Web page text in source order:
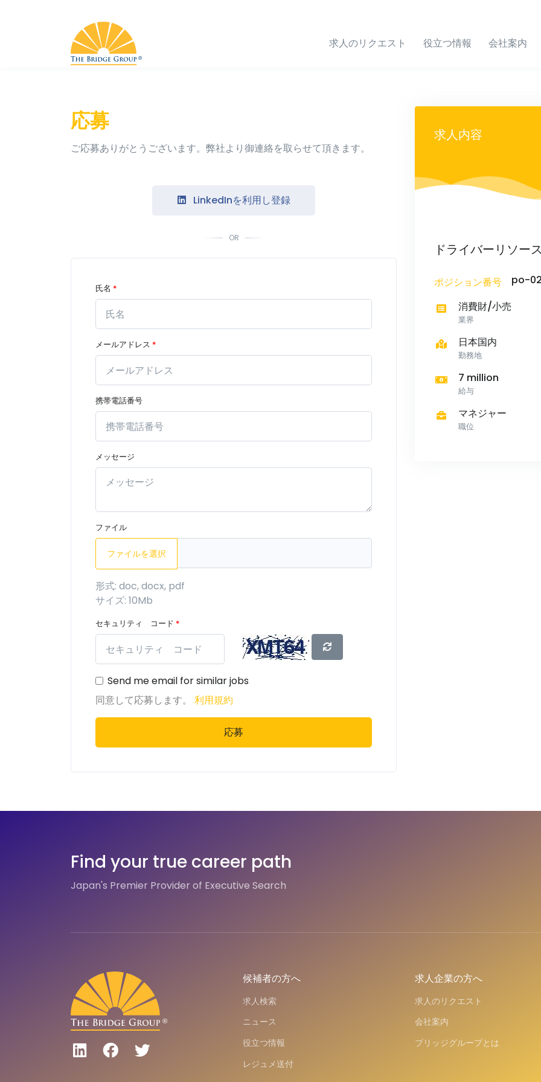
求人のリクエスト 役立つ情報 会社案内
応募
ご応募ありがとうございます。弊社より御連絡を取らせて頂きます。
LinkedInを利用し登録
OR
氏名 *
メールアドレス *
携帯電話番号
メッセージ
ファイル
ファイルを選択
形式: doc, docx, pdf
サイズ: 10Mb
セキュリティ コード *
Send me email for similar jobs
同意して応募します。 利用規約
応募
求人内容
ドライバーリソー
ポジション番号
po-
消費財/小売
業界
日本国内
勤務地
7 million
給与
マネジャー
職位
Find your true career path
Japan's Premier Provider of Executive Search
候補者の方へ
求人検索
ニュース
役立つ情報
レジュメ送付
求人企業の方へ
求人のリクエスト
会社案内
ブリッジグループとは